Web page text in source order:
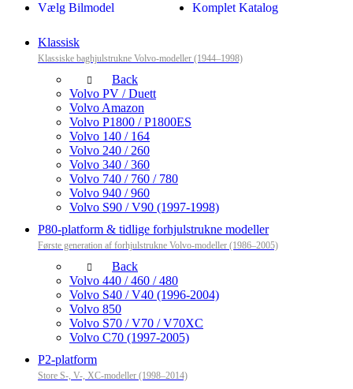
Komplet Katalog
Vælg Bilmodel
Klassisk
Klassiske baghjulstrukne Volvo-modeller (1944–1998)
Back
Volvo PV / Duett
Volvo Amazon
Volvo P1800 / P1800ES
Volvo 140 / 164
Volvo 240 / 260
Volvo 340 / 360
Volvo 740 / 760 / 780
Volvo 940 / 960
Volvo S90 / V90 (1997-1998)
P80-platform & tidlige forhjulstrukne modeller
Første generation af forhjulstrukne Volvo-modeller (1986–2005)
Back
Volvo 440 / 460 / 480
Volvo S40 / V40 (1996-2004)
Volvo 850
Volvo S70 / V70 / V70XC
Volvo C70 (1997-2005)
P2-platform
Store S-, V-, XC-modeller (1998–2014)